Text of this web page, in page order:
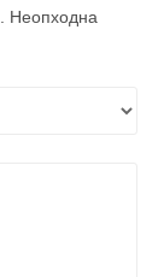
Неопходна